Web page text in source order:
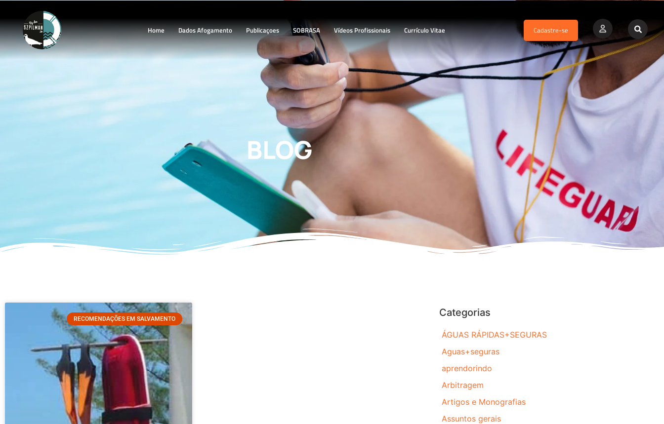
Home Dados Afogamento Publicaçoes SOBRASA Vídeos Profissionais Currículo Vitae Cadastre-se
BLOG
RECOMENDAÇÕES EM SALVAMENTO
Categorias
ÁGUAS RÁPIDAS+SEGURAS
Aguas+seguras
aprendorindo
Arbitragem
Artigos e Monografias
Assuntos gerais